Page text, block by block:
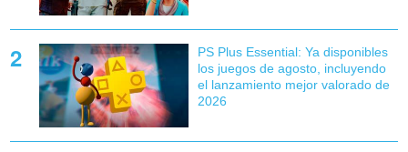
PS Plus Essential: Ya disponibles
los juegos de agosto, incluyendo
el lanzamiento mejor valorado de
2026